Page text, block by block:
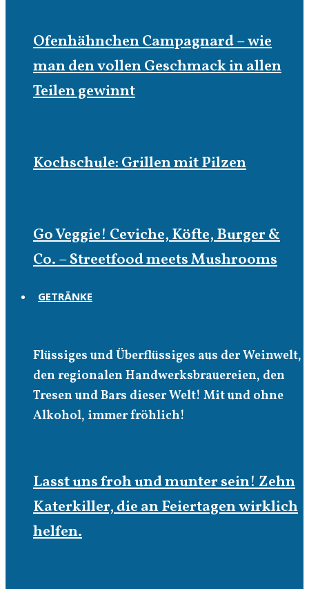
Ofenhähnchen Campagnard – wie
man den vollen Geschmack in allen
Teilen gewinnt
Kochschule: Grillen mit Pilzen
Go Veggie! Ceviche, Köfte, Burger &
Co. – Streetfood meets Mushrooms
GETRÄNKE
Flüssiges und Überflüssiges aus der Weinwelt,
den regionalen Handwerksbrauereien, den
Tresen und Bars dieser Welt! Mit und ohne
Alkohol, immer fröhlich!
Lasst uns froh und munter sein! Zehn
Katerkiller, die an Feiertagen wirklich
helfen.